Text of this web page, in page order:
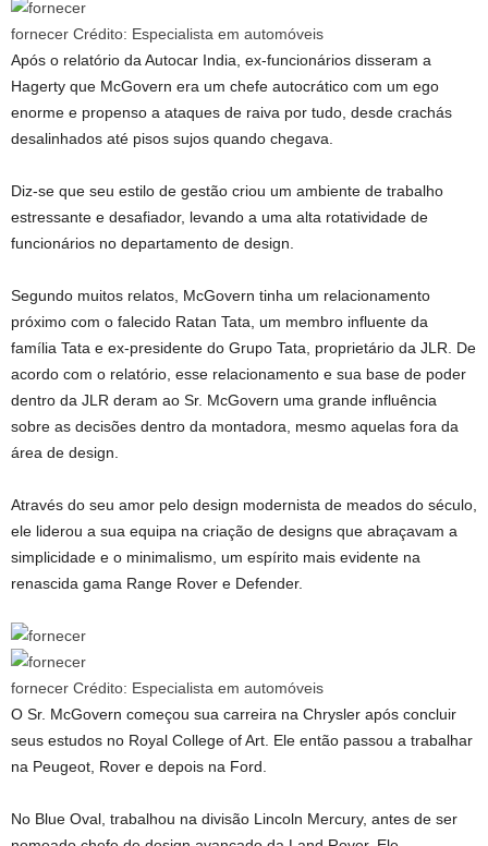
fornecer Crédito: Especialista em automóveis
Após o relatório da Autocar India, ex-funcionários disseram a
Hagerty que McGovern era um chefe autocrático com um ego
enorme e propenso a ataques de raiva por tudo, desde crachás
desalinhados até pisos sujos quando chegava.
Diz-se que seu estilo de gestão criou um ambiente de trabalho
estressante e desafiador, levando a uma alta rotatividade de
funcionários no departamento de design.
Segundo muitos relatos, McGovern tinha um relacionamento
próximo com o falecido Ratan Tata, um membro influente da
família Tata e ex-presidente do Grupo Tata, proprietário da JLR. De
acordo com o relatório, esse relacionamento e sua base de poder
dentro da JLR deram ao Sr. McGovern uma grande influência
sobre as decisões dentro da montadora, mesmo aquelas fora da
área de design.
Através do seu amor pelo design modernista de meados do século,
ele liderou a sua equipa na criação de designs que abraçavam a
simplicidade e o minimalismo, um espírito mais evidente na
renascida gama Range Rover e Defender.
fornecer Crédito: Especialista em automóveis
O Sr. McGovern começou sua carreira na Chrysler após concluir
seus estudos no Royal College of Art. Ele então passou a trabalhar
na Peugeot, Rover e depois na Ford.
No Blue Oval, trabalhou na divisão Lincoln Mercury, antes de ser